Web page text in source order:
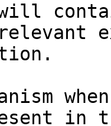
will
in